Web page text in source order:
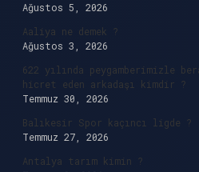
Ağustos 5, 2026
Aaliya ne demek ?
Ağustos 3, 2026
622 yılında peygamberimizle
hicret eden arkadaşı kimdir ?
Temmuz 30, 2026
Balıkesir Spor kaçıncı ligde ?
Temmuz 27, 2026
Antalya tarım kimin ?